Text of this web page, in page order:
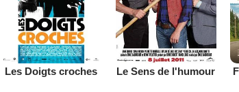
Les Doigts croches Le Sens de l'humour